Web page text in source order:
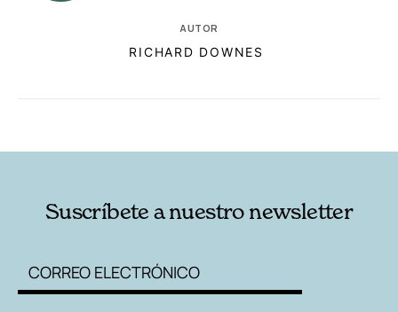
AUTOR
RICHARD DOWNES
Suscríbete a nuestro newsletter